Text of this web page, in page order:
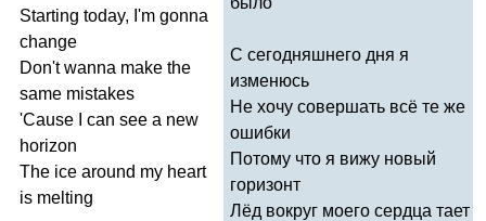
Starting today, I'm gonna
change
Don't wanna make the
same mistakes
'Cause can see a new
horizon
The ice around my heart
is melting
С сегодняшнего дня я
изменюсь
Не хочу совершать всё те же
ошибки
Потому что я вижу новый
горизонт
Лёд вокруг моего сердца тает